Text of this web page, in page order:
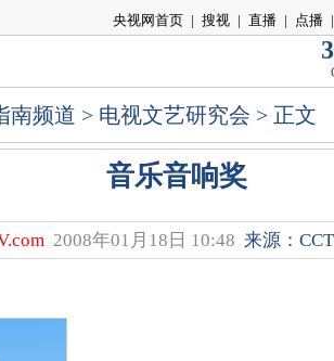
央视网首页 | 搜视 | 直播 | 点播 |
南频道 > 电视文艺研究会 > 正文
音乐音响奖
2008年01月18日 10:48 来源：